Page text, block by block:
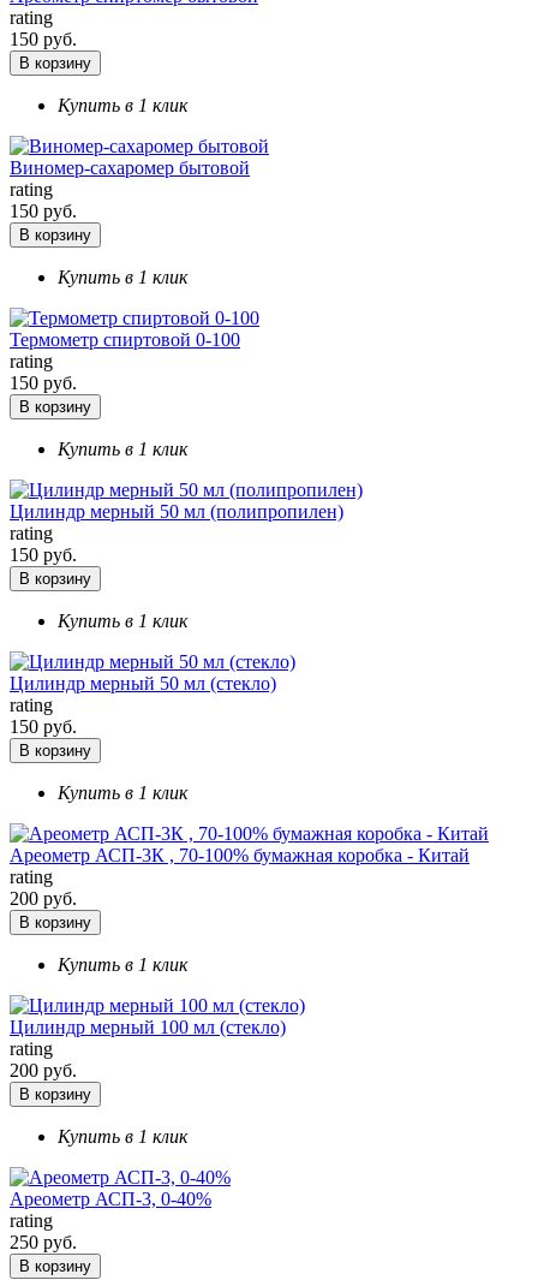
rating
150 руб.
В корзину
Купить в 1 клик
Виномер-сахаромер бытовой
rating
150 руб.
В корзину
Купить в 1 клик
Термометр спиртовой 0-100
rating
150 руб.
В корзину
Купить в 1 клик
Цилиндр мерный 50 мл (полипропилен)
rating
150 руб.
В корзину
Купить в 1 клик
Цилиндр мерный 50 мл (стекло)
rating
150 руб.
В корзину
Купить в 1 клик
Ареометр АСП-3К , 70-100% бумажная коробка - Китай
rating
200 руб.
В корзину
Купить в 1 клик
Цилиндр мерный 100 мл (стекло)
rating
200 руб.
В корзину
Купить в 1 клик
Ареометр АСП-3, 0-40%
rating
250 руб.
В корзину